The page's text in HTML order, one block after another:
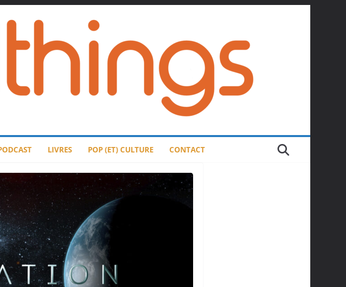
LIVRES POP (ET) CULTURE CONTACT